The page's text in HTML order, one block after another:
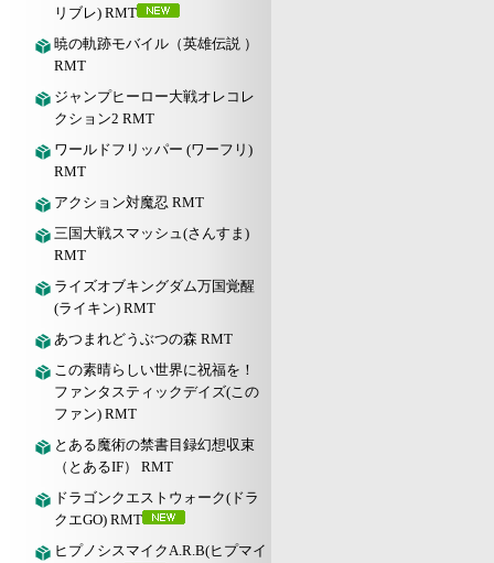
リブレ) RMT
暁の軌跡モバイル（英雄伝説 ）
RMT
ジャンプヒーロー大戦オレコレ
クション2 RMT
ワールドフリッパー (ワーフリ)
RMT
アクション対魔忍 RMT
三国大戦スマッシュ(さんすま)
RMT
ライズオブキングダム万国覚醒
(ライキン) RMT
あつまれどうぶつの森 RMT
この素晴らしい世界に祝福を！
ファンタスティックデイズ(この
ファン) RMT
とある魔術の禁書目録幻想収束
（とあるIF） RMT
ドラゴンクエストウォーク(ドラ
クエGO) RMT
ヒプノシスマイクA.R.B(ヒプマイ